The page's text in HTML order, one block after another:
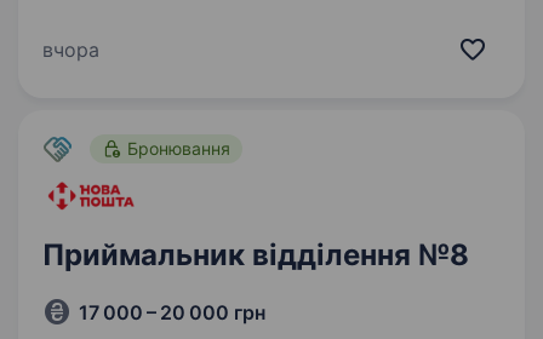
індивідуальні рейси. Ми активно розширюємо
вчора
Бронювання
Приймальник відділення №8
17 000 – 20 000 грн